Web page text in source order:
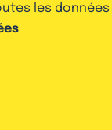
les données